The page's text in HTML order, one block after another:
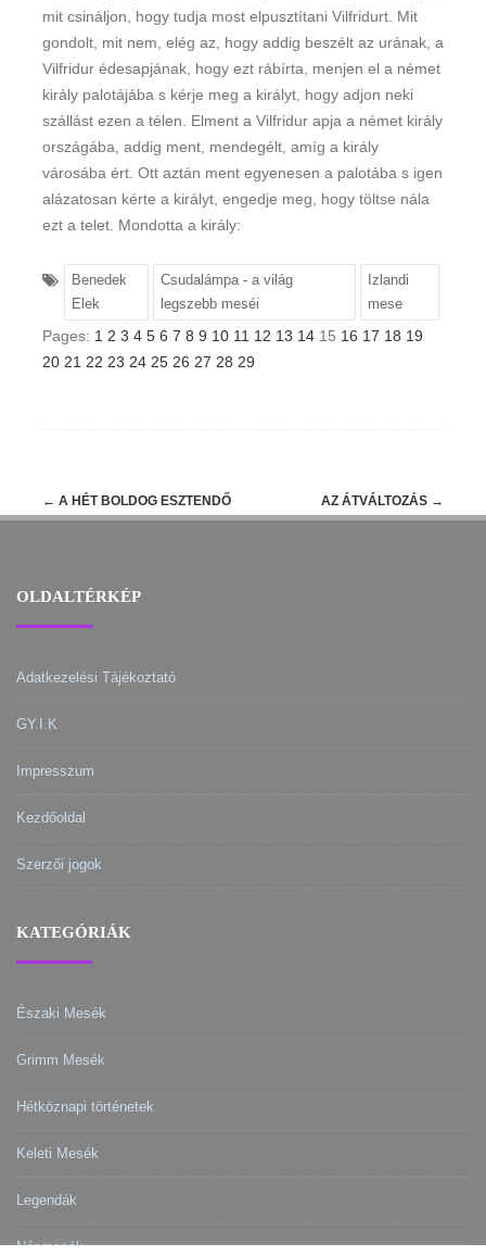
mit csináljon, hogy tudja most elpusztítani Vilfridurt. Mit
gondolt, mit nem, elég az, hogy addig beszélt az urának, a
Vilfridur édesapjának, hogy ezt rábírta, menjen el a német
király palotájába s kérje meg a királyt, hogy adjon neki
szállást ezen a télen. Elment a Vilfridur apja a német király
országába, addig ment, mendegélt, amíg a király
városába ért. Ott aztán ment egyenesen a palotába s igen
alázatosan kérte a királyt, engedje meg, hogy töltse nála
ezt a telet. Mondotta a király:
Benedek
Elek
Csudalámpa - a világ
legszebb meséi
Izlandi
mese
Pages: 1 2 3 4 5 6 7 8 9 10 11 12 13 14 15 16 17 18 19
20 21 22 23 24 25 26 27 28 29
Post
← A HÉT BOLDOG ESZTENDŐ AZ ÁTVÁLTOZÁS →
OLDALTÉRKÉP
Adatkezelési Tájékoztató
GY.I.K
Impresszum
Kezdőoldal
Szerzői jogok
KATEGÓRIÁK
Északi Mesék
Grimm Mesék
Hétköznapi történetek
Keleti Mesék
Legendák
Népmesék